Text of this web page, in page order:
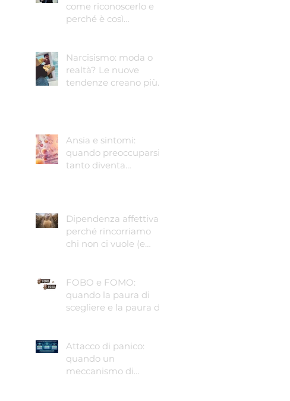
come riconoscerlo e
perché è così
Narcisismo: moda o
realtà? Le nuove
tendenze creano più
Ansia e sintomi:
quando preoccuparsi
tanto diventa
Dipendenza affettiva:
perché rincorriamo
chi non ci vuole (e
FOBO e FOMO:
quando la paura di
scegliere e la paura di
Attacco di panico:
quando un
meccanismo di